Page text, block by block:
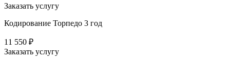
Заказать услугу
Кодирование Торпедо 3 год
11 550 ₽
Заказать услугу